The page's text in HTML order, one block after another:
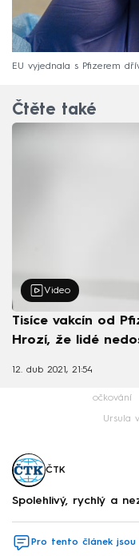
EU vyjednala s Pfizerem
Čtěte také
Video
Tisíce vakcín od
Hrozí, že lidé
12. dub 2021, 21:54
očkování
Ursula
ČTK
Spolehlivý, rychlý a
Pro tento článek